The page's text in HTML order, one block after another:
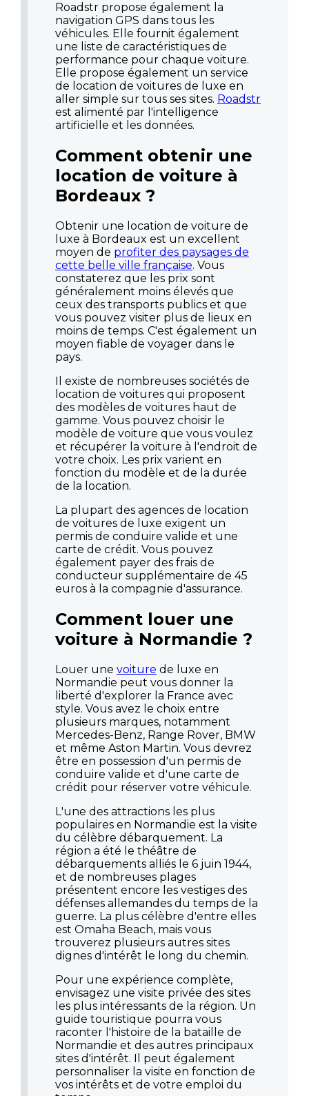
Roadstr propose également la
navigation GPS dans tous les
véhicules. Elle fournit également
une liste de caractéristiques de
performance pour chaque voiture.
Elle propose également un service
de location de voitures de luxe en
aller simple sur tous ses sites. Roadstr
est alimenté par l'intelligence
artificielle et les données.
Comment obtenir une
location de voiture à
Bordeaux ?
Obtenir une location de voiture de
luxe à Bordeaux est un excellent
moyen de profiter des paysages de
cette belle ville française. Vous
constaterez que les prix sont
généralement moins élevés que
ceux des transports publics et que
vous pouvez visiter plus de lieux en
moins de temps. C'est également un
moyen fiable de voyager dans le
pays.
Il existe de nombreuses sociétés de
location de voitures qui proposent
des modèles de voitures haut de
gamme. Vous pouvez choisir le
modèle de voiture que vous voulez
et récupérer la voiture à l'endroit de
votre choix. Les prix varient en
fonction du modèle et de la durée
de la location.
La plupart des agences de location
de voitures de luxe exigent un
permis de conduire valide et une
carte de crédit. Vous pouvez
également payer des frais de
conducteur supplémentaire de 45
euros à la compagnie d'assurance.
Comment louer une
voiture à Normandie ?
Louer une voiture de luxe en
Normandie peut vous donner la
liberté d'explorer la France avec
style. Vous avez le choix entre
plusieurs marques, notamment
Mercedes-Benz, Range Rover, BMW
et même Aston Martin. Vous devrez
être en possession d'un permis de
conduire valide et d'une carte de
crédit pour réserver votre véhicule.
L'une des attractions les plus
populaires en Normandie est la visite
du célèbre débarquement. La
région a été le théâtre de
débarquements alliés le 6 juin 1944,
et de nombreuses plages
présentent encore les vestiges des
défenses allemandes du temps de la
guerre. La plus célèbre d'entre elles
est Omaha Beach, mais vous
trouverez plusieurs autres sites
dignes d'intérêt le long du chemin.
Pour une expérience complète,
envisagez une visite privée des sites
les plus intéressants de la région. Un
guide touristique pourra vous
raconter l'histoire de la bataille de
Normandie et des autres principaux
sites d'intérêt. Il peut également
personnaliser la visite en fonction de
vos intérêts et de votre emploi du